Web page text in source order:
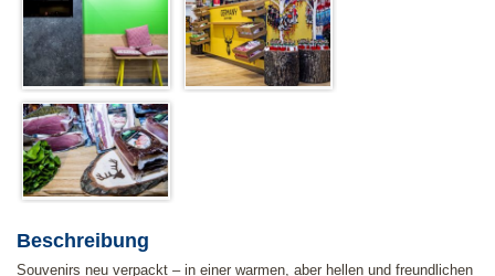
Beschreibung
Souvenirs neu verpackt – in einer warmen, aber hellen und freundlichen